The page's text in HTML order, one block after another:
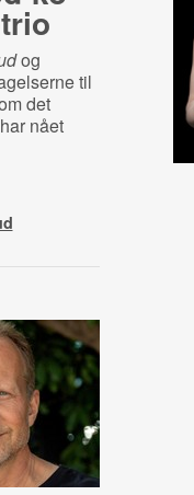
og
til
det
nået